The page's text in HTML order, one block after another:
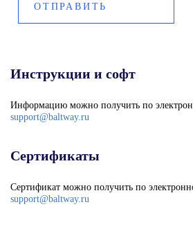
Инструкции и софт
Информацию можно получить по
support@baltway.ru
Сертификаты
Сертификат можно получить по
support@baltway.ru